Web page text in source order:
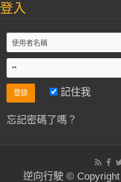
登入
記住我
忘記密碼了嗎？
逆向行駛 ©